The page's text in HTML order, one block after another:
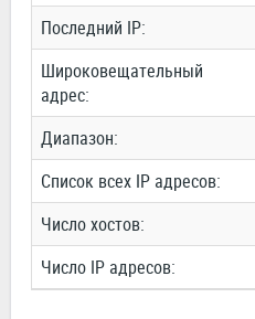
Последний IP:
Широковещательный
адрес:
Диапазон:
Список всех IP адресов:
Число хостов:
Число IP адресов: